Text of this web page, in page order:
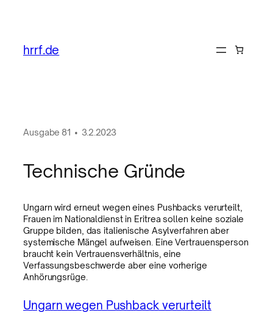
hrrf.de
Ausgabe 81 • 3.2.2023
Technische Gründe
Ungarn wird erneut wegen eines Pushbacks verurteilt,
Frauen im Nationaldienst in Eritrea sollen keine soziale
Gruppe bilden, das italienische Asylverfahren aber
systemische Mängel aufweisen. Eine Vertrauensperson
braucht kein Vertrauensverhältnis, eine
Verfassungsbeschwerde aber eine vorherige
Anhörungsrüge.
Ungarn wegen Pushback verurteilt